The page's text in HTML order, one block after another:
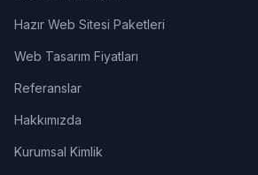
Hazır Web Sitesi Paketleri
Web Tasarım Fiyatları
Referanslar
Hakkımızda
Kurumsal Kimlik